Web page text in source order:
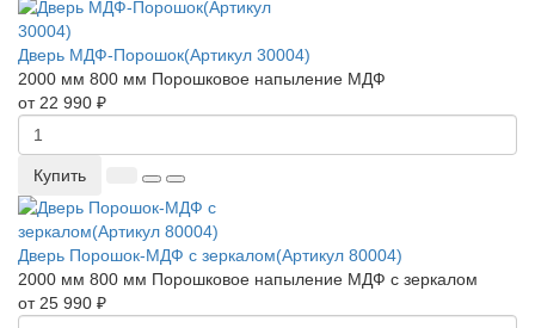
Дверь МДФ-Порошок(Артикул 30004)
2000 мм 800 мм Порошковое напыление МДФ
от 22 990 ₽
Купить
Дверь Порошок-МДФ с зеркалом(Артикул 80004)
2000 мм 800 мм Порошковое напыление МДФ с зеркалом
от 25 990 ₽